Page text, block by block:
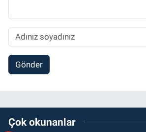
Gönder
Çok okunanlar